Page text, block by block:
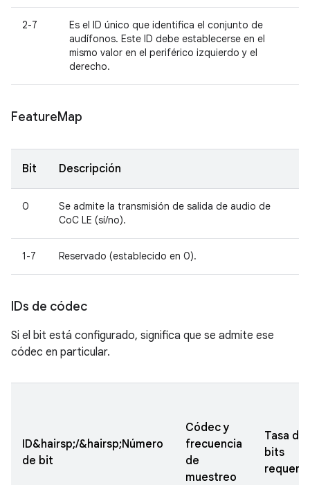
2-7
Es el ID único que identifica el conjunto de
audífonos. Este ID debe establecerse en el
mismo valor en el periférico izquierdo y el
derecho.
FeatureMap
Bit Descripción
0
Se admite la transmisión de salida de audio de
CoC LE (sí/no).
1-7 Reservado (establecido en 0).
IDs de códec
Si el bit está configurado, significa que se admite ese
códec en particular.
ID&hairsp;/&hairsp;Número
de bit
Códec y
frecuencia
de
muestreo
Tasa de
bits